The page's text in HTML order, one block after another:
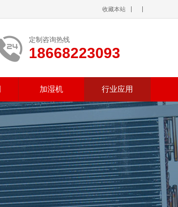
收藏本站
定制咨询热线
18668223093
加湿机 行业应用